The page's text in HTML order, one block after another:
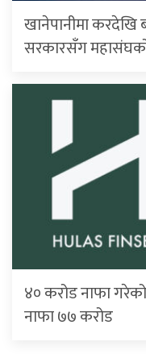
खानेपानीमा करदेखि
सरकारसँग
४० करोड नाफा
नाफा ७७ करोड